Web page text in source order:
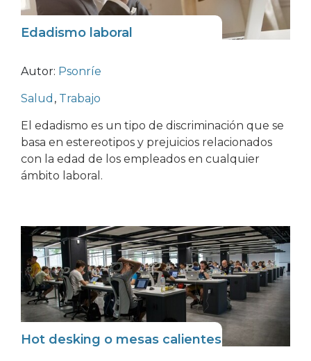
Edadismo laboral
Autor: Psonríe
Salud, Trabajo
El edadismo es un tipo de discriminación que se
basa en estereotipos y prejuicios relacionados
con la edad de los empleados en cualquier
ámbito laboral.
Hot desking o mesas calientes